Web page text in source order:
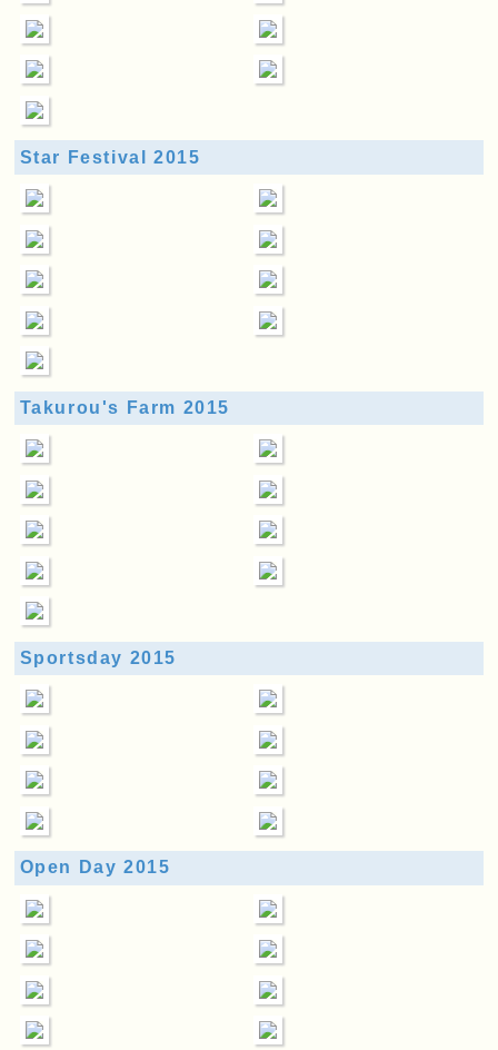
Star Festival 2015
Takurou's Farm 2015
Sportsday 2015
Open Day 2015